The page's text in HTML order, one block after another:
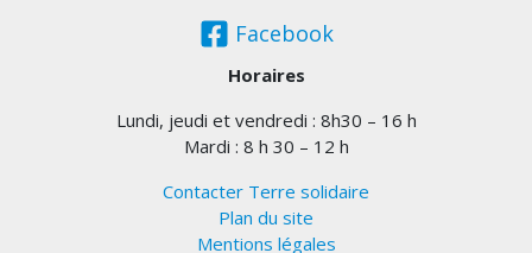
Facebook
Horaires
Lundi, jeudi et vendredi : 8h30 – 16 h
Mardi : 8 h 30 – 12 h
Contacter Terre solidaire
Plan du site
Mentions légales